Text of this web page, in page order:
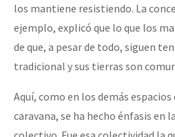
los mantiene resistiendo. La
ejemplo, explicó que lo que los
de que, a pesar de todo, siguen
tradicional y sus tierras son
Aquí, como en los demás
caravana, se ha hecho énfasis en